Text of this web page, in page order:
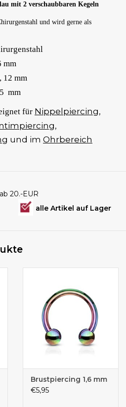
mit 2 verschaubbaren Kegeln
und wird gerne als
mm
12 mm
mm
für Nippelpiercing,
,
und im Ohrbereich
ab 20.-EUR
alle Artikel auf Lager
Brustpiercing 1,6 mm
€5,95